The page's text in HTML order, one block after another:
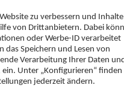
Probleme mit dem Login?
IhrPasswort vergessen?